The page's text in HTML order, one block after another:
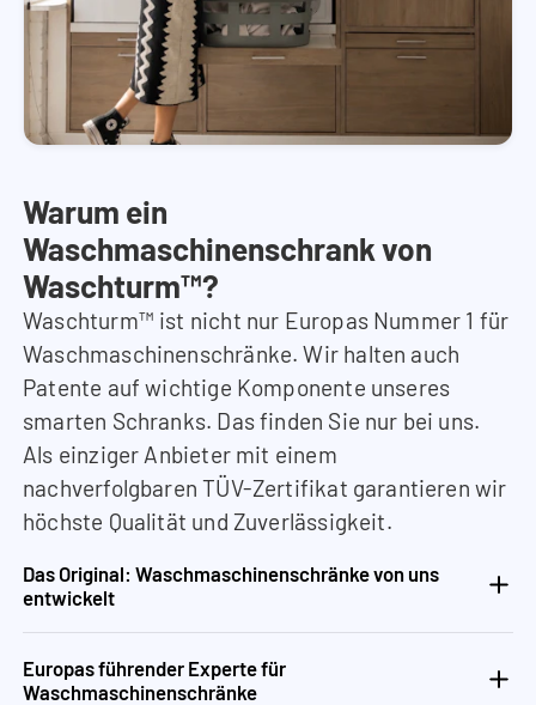
Warum ein
Waschmaschinenschrank von
Waschturm™?
Waschturm™ ist nicht nur Europas Nummer 1 für
Waschmaschinenschränke. Wir halten auch
Patente auf wichtige Komponente unseres
smarten Schranks. Das finden Sie nur bei uns.
Als einziger Anbieter mit einem
nachverfolgbaren TÜV-Zertifikat garantieren wir
höchste Qualität und Zuverlässigkeit.
Das Original: Waschmaschinenschränke von uns
entwickelt
Europas führender Experte für
Waschmaschinenschränke